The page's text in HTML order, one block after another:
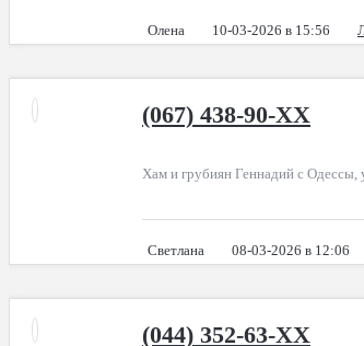
Олена 10-03-2026 в 15:56
(067) 438-90-XX
Хам и грубиян Геннадий с
Светлана 08-03-2026 в 12:06
(044) 352-63-XX